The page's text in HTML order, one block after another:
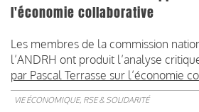
l'économie collaborative
Les membres de la commission
l’ANDRH ont produit l’analyse
par Pascal Terrasse sur l’économie
VIE ÉCONOMIQUE, RSE & SOLIDARITÉ